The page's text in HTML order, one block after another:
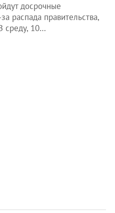
досрочные
распада правительства,
среду, 10…